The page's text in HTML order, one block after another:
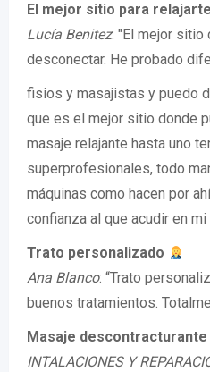
El mejor sitio para relajarte
Lucía Benitez: "El mejor sitio
desconectar. He probado
fisios y masajistas y puedo
que es el mejor sitio donde
masaje relajante hasta uno
superprofesionales, todo
máquinas como hacen por
confianza al que acudir en mi
Trato personalizado
Ana Blanco: “Trato
buenos tratamientos.
Masaje descontracturante
INTALACIONES Y